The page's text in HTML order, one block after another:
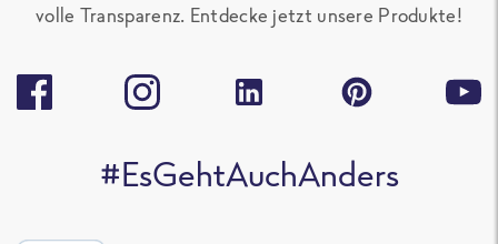
volle Transparenz. Entdecke jetzt unsere Produkte!
#EsGehtAuchAnders